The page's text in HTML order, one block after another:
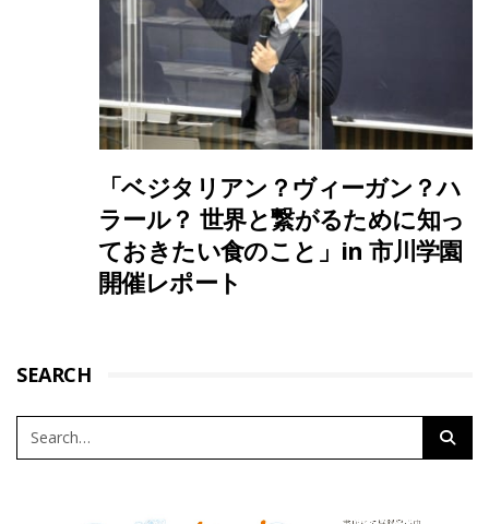
「ベジタリアン？ヴィーガン？ハ
ラール？ 世界と繋がるために知っ
ておきたい食のこと」in 市川学園
開催レポート
SEARCH